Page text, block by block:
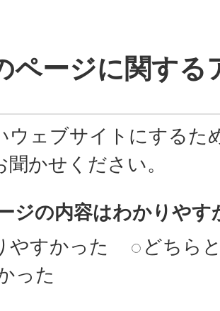
ページに関する
ウェブサイトにするた
聞かせください。
ジの内容はわかりやす
やすかった
どちら
った